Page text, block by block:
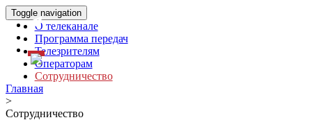
Toggle navigation
О телеканале
Программа передач
Телезрителям
Операторам
Сотрудничество
Главная
>
Сотрудничество